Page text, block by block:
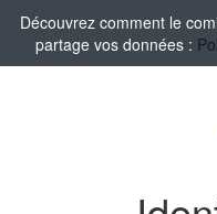
Découvrez comment le
partage vos données :